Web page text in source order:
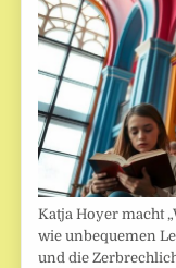
Katja Hoyer macht
wie unbequemen
und die